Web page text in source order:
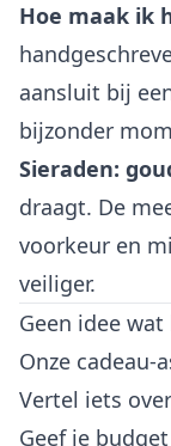
Hoe maak ik
aansluit bij
bijzonder
Sieraden:
draagt. De
voorkeur en
veiliger.
Geen idee
Onze cadeau-
Vertel iets
Geef je